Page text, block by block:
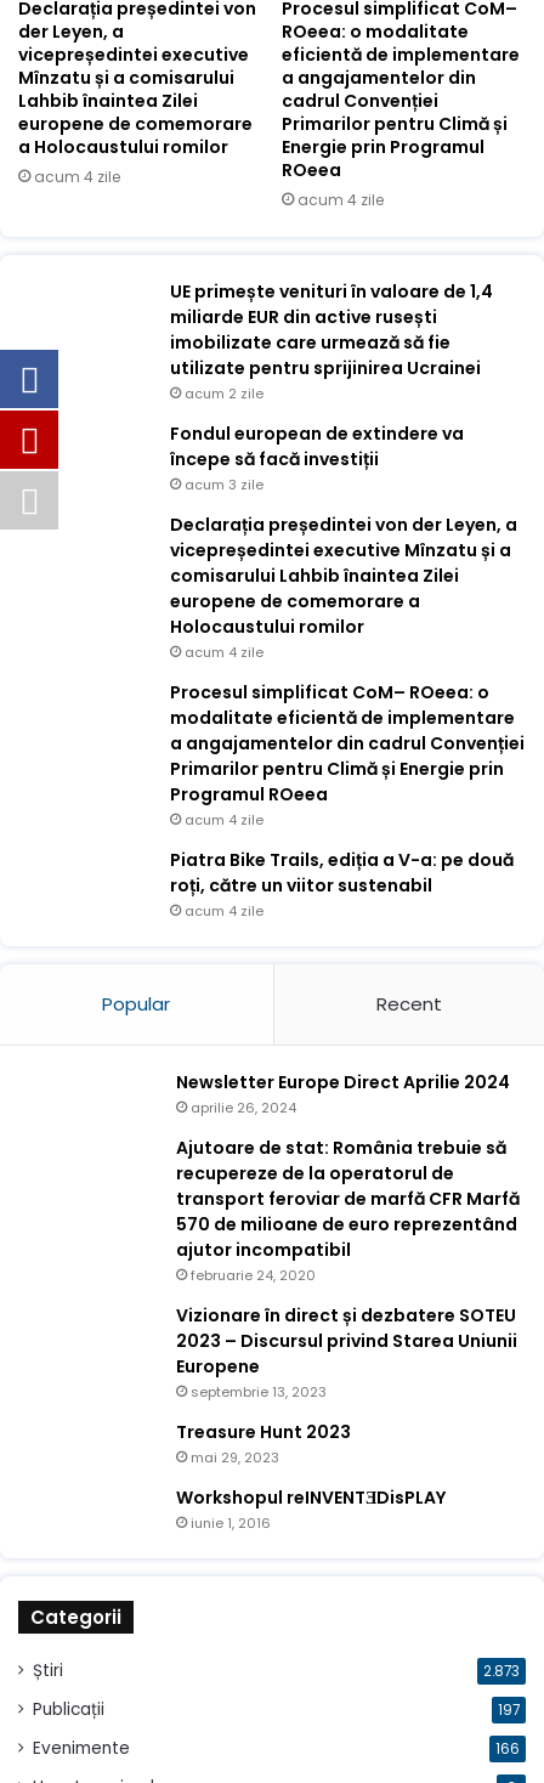
Declarația președintei von
der Leyen, a
vicepreședintei executive
Mînzatu și a comisarului
Lahbib înaintea Zilei
europene de comemorare
a Holocaustului romilor
acum 4 zile
Procesul simplificat CoM–
ROeea: o modalitate
eficientă de implementare
a angajamentelor din
cadrul Convenției
Primarilor pentru Climă și
Energie prin Programul
ROeea
acum 4 zile
UE primește venituri în valoare de 1,4
miliarde EUR din active rusești
imobilizate care urmează să fie
utilizate pentru sprijinirea Ucrainei
acum 2 zile
Fondul european de extindere va
începe să facă investiții
acum 3 zile
Declarația președintei von der Leyen, a
vicepreședintei executive Mînzatu și a
comisarului Lahbib înaintea Zilei
europene de comemorare a
Holocaustului romilor
acum 4 zile
Procesul simplificat CoM– ROeea: o
modalitate eficientă de implementare
a angajamentelor din cadrul Convenției
Primarilor pentru Climă și Energie prin
Programul ROeea
acum 4 zile
Piatra Bike Trails, ediția a V-a: pe două
roți, către un viitor sustenabil
acum 4 zile
Popular Recent
Newsletter Europe Direct Aprilie 2024
aprilie 26, 2024
Ajutoare de stat: România trebuie să
recupereze de la operatorul de
transport feroviar de marfă CFR Marfă
570 de milioane de euro reprezentând
ajutor incompatibil
februarie 24, 2020
Vizionare în direct și dezbatere SOTEU
2023 – Discursul privind Starea Uniunii
Europene
septembrie 13, 2023
Treasure Hunt 2023
mai 29, 2023
Workshopul reINVENTƎDisPLAY
iunie 1, 2016
Categorii
Știri 2.873
Publicații 197
Evenimente 166